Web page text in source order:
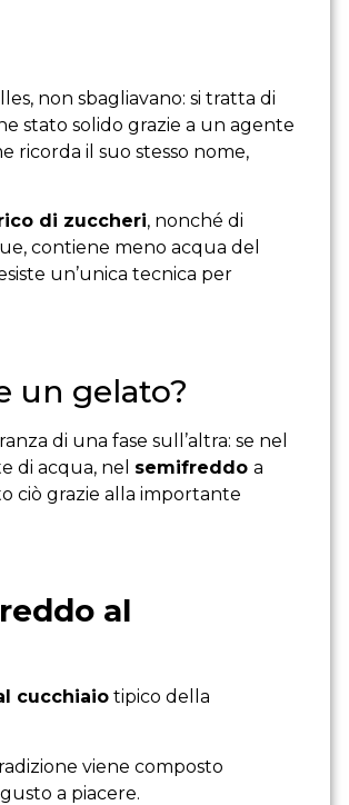
non sbagliavano: si tratta di
stato solido grazie a un agente
ricorda il suo stesso nome,
di zuccheri, nonché di
contiene meno acqua del
un’unica tecnica per
un gelato?
di una fase sull’altra: se nel
di acqua, nel semifreddo a
ciò grazie alla importante
al
cucchiaio tipico della
viene composto
a piacere.